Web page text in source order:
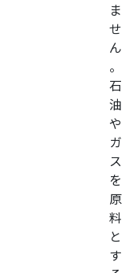
ま
せ
ん
。
石
油
や
ガ
ス
を
原
料
と
す